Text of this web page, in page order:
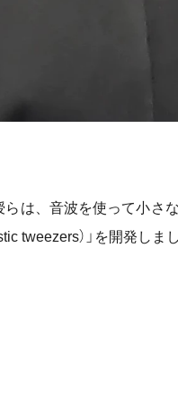
は、音波を使って小さ
tweezers）」を開発しまし